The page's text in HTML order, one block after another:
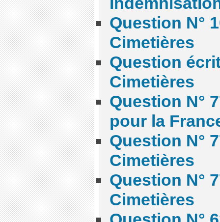
Question N°
Cimetières
Question
Cimetières
Question N°
pour la
Question N°
Cimetières
Question N°
Cimetières